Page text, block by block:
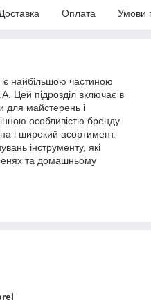
Доставка Оплата Умови
найбільшою частиною
Цей підрозділ включає в
для майстерень і
особливістю бренду
і широкий асортимент.
інструменту, які
та домашньому